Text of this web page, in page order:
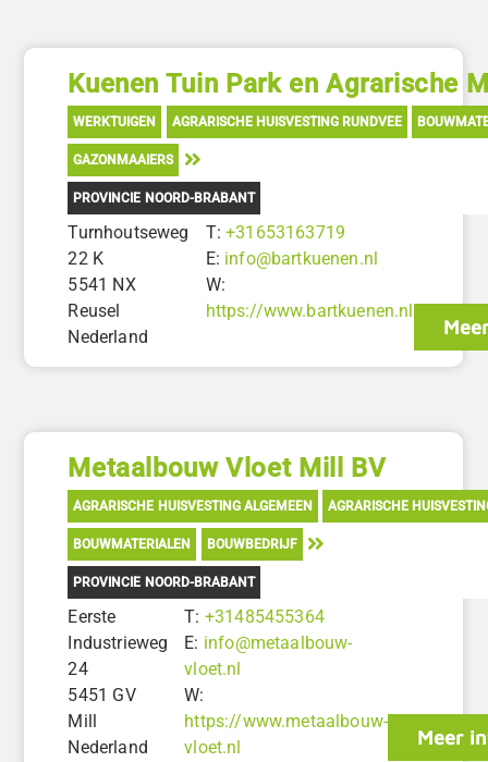
Kuenen Tuin Park en Agrarische
WERKTUIGEN AGRARISCHE HUISVESTING RUNDVEE
GAZONMAAIERS
PROVINCIE NOORD-BRABANT
Turnhoutseweg
22 K
5541 NX
Reusel
Nederland
T:+31653163719
E: info@bartkuenen.nl
W:
https://www.bartkuenen.nl
Metaalbouw Vloet Mill BV
AGRARISCHE HUISVESTING ALGEMEEN AGRARISCHE
BOUWMATERIALEN BOUWBEDRIJF
PROVINCIE NOORD-BRABANT
Eerste
Industrieweg
24
5451 GV
Mill
Nederland
T: +31485455364
E: info@metaalbouw-
vloet.nl
W:
https://www.metaalbouw-
vloet.nl
Meer